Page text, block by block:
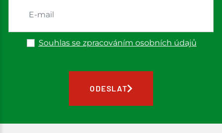
Souhlas se zpracováním osobních údajů
ODESLAT